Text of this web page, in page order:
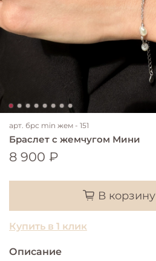
арт. брс min жем - 151
Браслет с жемчугом Мини
8 900 ₽
В корзину
Купить в 1 клик
Описание